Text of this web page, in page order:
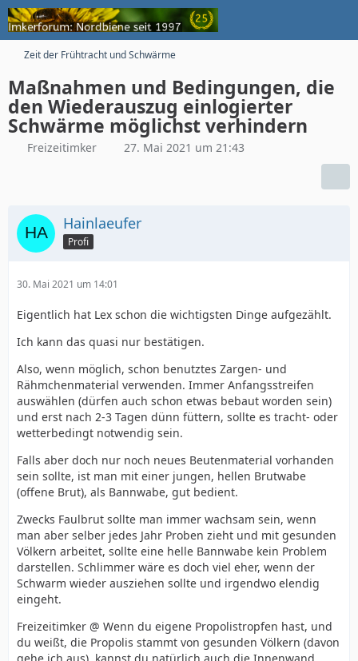
Zeit der Frühtracht und Schwärme
Maßnahmen und Bedingungen, die
den Wiederauszug einlogierter
Schwärme möglichst verhindern
Freizeitimker 27. Mai 2021 um 21:43
Hainlaeufer
Profi
30. Mai 2021 um 14:01
Eigentlich hat Lex schon die wichtigsten Dinge aufgezählt.
Ich kann das quasi nur bestätigen.
Also, wenn möglich, schon benutztes Zargen- und
Rähmchenmaterial verwenden. Immer Anfangsstreifen
auswählen (dürfen auch schon etwas bebaut worden sein)
und erst nach 2-3 Tagen dünn füttern, sollte es tracht- oder
wetterbedingt notwendig sein.
Falls aber doch nur noch neues Beutenmaterial vorhanden
sein sollte, ist man mit einer jungen, hellen Brutwabe
(offene Brut), als Bannwabe, gut bedient.
Zwecks Faulbrut sollte man immer wachsam sein, wenn
man aber selber jedes Jahr Proben zieht und mit gesunden
Völkern arbeitet, sollte eine helle Bannwabe kein Problem
darstellen. Schlimmer wäre es doch viel eher, wenn der
Schwarm wieder ausziehen sollte und irgendwo elendig
eingeht.
Freizeitimker @ Wenn du eigene Propolistropfen hast, und
du weißt, die Propolis stammt von gesunden Völkern (davon